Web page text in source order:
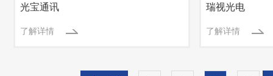
光宝通讯
了解详情
瑞视光电
了解详情